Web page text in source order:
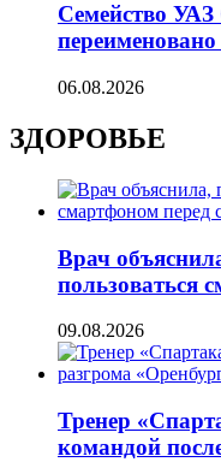
Семейство
06.08.2026
ЗДОРОВЬЕ
Врач
пользоваться
09.08.2026
Тренер
командой